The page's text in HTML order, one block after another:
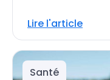
Lire l'article
Santé